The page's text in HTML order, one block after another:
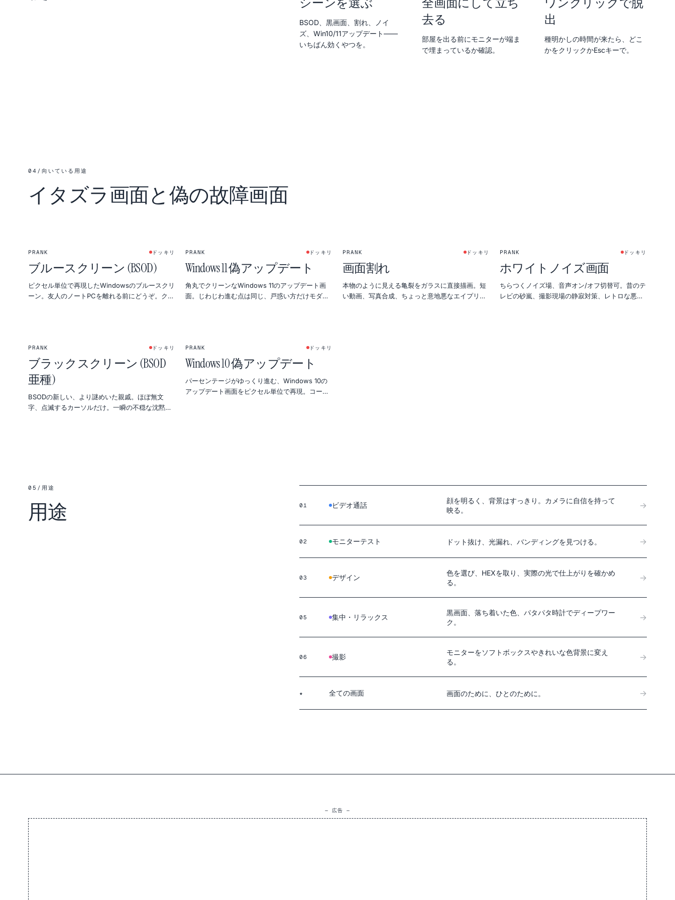
BSOD、黒画面、割れ、ノイ
ズ、Win10/11アップデート——
いちばん効くやつを。
去る
部屋を出る前にモニターが端ま
で埋まっているか確認。
出
種明かしの時間が来たら、どこ
かをクリックかEscキーで。
04 / 向いている用途
イタズラ画面と偽の故障画面
PRANK ドッキリ
ブルースクリーン (BSOD)
ピクセル単位で再現したWindowsのブルースクリ
ーン。友人のノートPCを離れる前にどうぞ。クリ
PRANK ドッキリ
Windows 11 偽アップデート
角丸でクリーンなWindows 11のアップデート画
面。じわじわ進む点は同じ、戸惑い方だけモダン
PRANK ドッキリ
画面割れ
本物のように見える亀裂をガラスに直接描画。短
い動画、写真合成、ちょっと意地悪なエイプリル
PRANK ドッキリ
ホワイトノイズ画面
ちらつくノイズ場、音声オン/オフ切替可。昔のテ
レビの砂嵐、撮影現場の静寂対策、レトロな悪戯
PRANK ドッキリ
ブラックスクリーン (BSOD
亜種)
BSODの新しい、より謎めいた親戚。ほぼ無文
字、点滅するカーソルだけ。一瞬の不穏な沈黙に
PRANK ドッキリ
Windows 10 偽アップデート
パーセンテージがゆっくり進む、Windows 10の
アップデート画面をピクセル単位で再現。コーヒ
05 / 用途
用途 01 ビデオ通話
顔を明るく、背景はすっきり。カメラに自信を持って
映る。
→
02 モニターテスト ドット抜け、光漏れ、バンディングを見つける。 →
03 デザイン
色を選び、HEXを取り、実際の光で仕上がりを確かめ
る。
→
05 集中・リラックス
黒画面、落ち着いた色、パタパタ時計でディープワー
ク。
→
06 撮影
モニターをソフトボックスやきれいな色背景に変え
る。
→
★ 全ての画面 画面のために、ひとのために。 →
— 広告 —